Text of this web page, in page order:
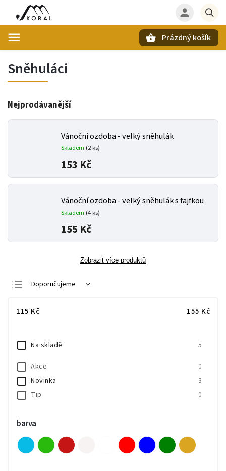
Prázdný košík
Sněhuláci
Nejprodávanější
Vánoční ozdoba - velký sněhulák
Skladem (2 ks)
153 Kč
Vánoční ozdoba - velký sněhulák s fajfkou
Skladem (4 ks)
155 Kč
Zobrazit více produktů
Doporučujeme
Nejdražší
Abecedně
115 Kč 155 Kč
Na skladě 5
Akce 0
Novinka 3
Tip 0
barva